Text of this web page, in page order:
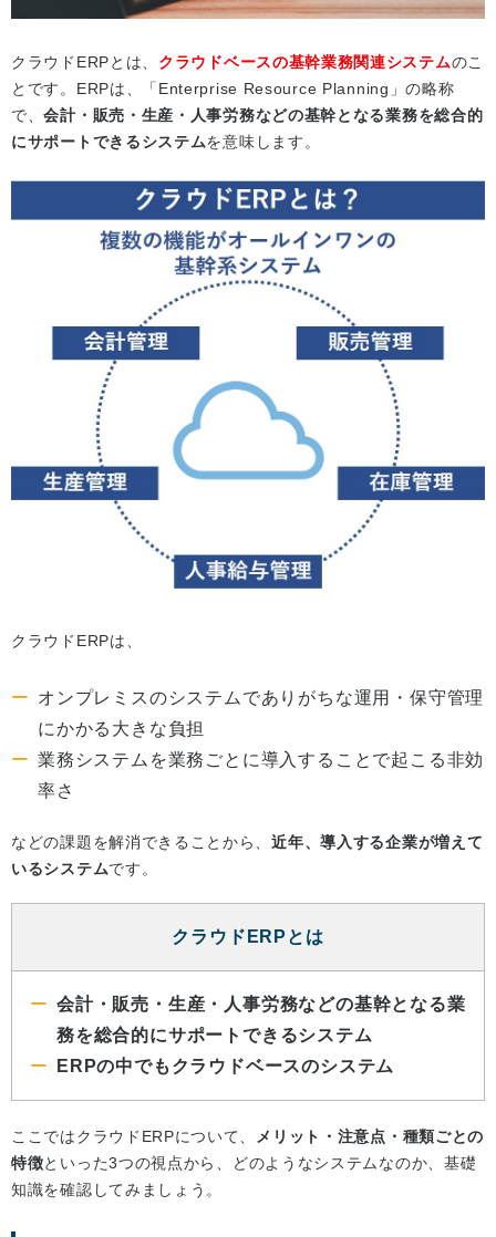
クラウドERPとは、 クラウドベースの基幹業務関連システムのこ
とです。ERPは、「Enterprise Resource Planning」の略称
で、会計・販売・生産・人事労務などの基幹となる業務を総合的
にサポートできるシステムを意味します。
クラウドERPは、
オンプレミスのシステムでありがちな運用・保守管理
にかかる大きな負担
業務システムを業務ごとに導入することで起こる非効
率さ
などの課題を解消できることから、近年、導入する企業が増えて
いるシステムです。
クラウドERPとは
会計・販売・生産・人事労務などの基幹となる業
務を総合的にサポートできるシステム
ERPの中でもクラウドベースのシステム
ここではクラウドERPについて、 メリット・注意点・種類ごとの
特徴といった3つの視点から、どのようなシステムなのか、基礎
知識を確認してみましょう。